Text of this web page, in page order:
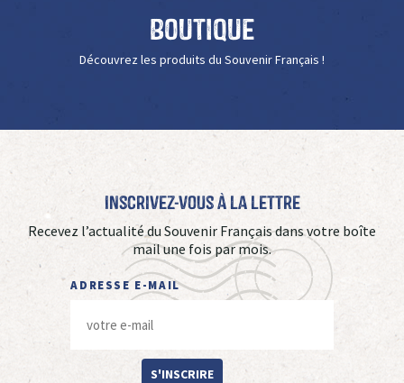
Boutique
Découvrez les produits du Souvenir Français !
Inscrivez-vous à La Lettre
Recevez l’actualité du Souvenir Français dans votre boîte
mail une fois par mois.
ADRESSE E-MAIL
S'INSCRIRE